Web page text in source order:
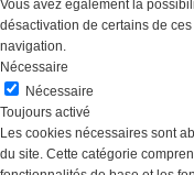
Vous avez également la
désactivation de certains de
navigation.
Nécessaire
Nécessaire
Toujours activé
Les cookies nécessaires sont
du site. Cette catégorie